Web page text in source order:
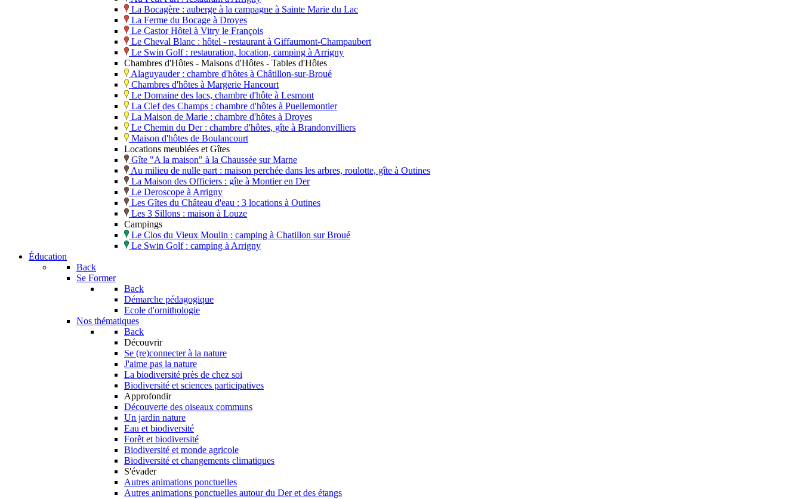
La Bocagère : auberge à la campagne à Sainte Marie du Lac
La Ferme du Bocage à Droyes
Le Castor Hôtel à Vitry le François
Le Cheval Blanc : hôtel - restaurant à Giffaumont-Champaubert
Le Swin Golf : restauration, location, camping à Arrigny
Chambres d'Hôtes - Maisons d'Hôtes - Tables d'Hôtes
Alaguyauder : chambre d'hôtes à Châtillon-sur-Broué
Chambres d'hôtes à Margerie Hancourt
Le Domaine des lacs, chambre d'hôte à Lesmont
La Clef des Champs : chambre d'hôtes à Puellemontier
La Maison de Marie : chambre d'hôtes à Droyes
Le Chemin du Der : chambre d'hôtes, gîte à Brandonvilliers
Maison d'hôtes de Boulancourt
Locations meublées et Gîtes
Gîte "A la maison" à la Chaussée sur Marne
Au milieu de nulle part : maison perchée dans les arbres, roulotte, gîte à Outines
La Maison des Officiers : gîte à Montier en Der
Le Deroscope à Arrigny
Les Gîtes du Château d'eau : 3 locations à Outines
Les 3 Sillons : maison à Louze
Campings
Le Clos du Vieux Moulin : camping à Chatillon sur Broué
Le Swin Golf : camping à Arrigny
Éducation
Back
Se Former
Back
Démarche pédagogique
Ecole d'ornithologie
Nos thématiques
Back
Découvrir
Se (re)connecter à la nature
J'aime pas la nature
La biodiversité près de chez soi
Biodiversité et sciences participatives
Approfondir
Découverte des oiseaux communs
Un jardin nature
Eau et biodiversité
Forêt et biodiversité
Biodiversité et monde agricole
Biodiversité et changements climatiques
S'évader
Autres animations ponctuelles
Autres animations ponctuelles autour du Der et des étangs